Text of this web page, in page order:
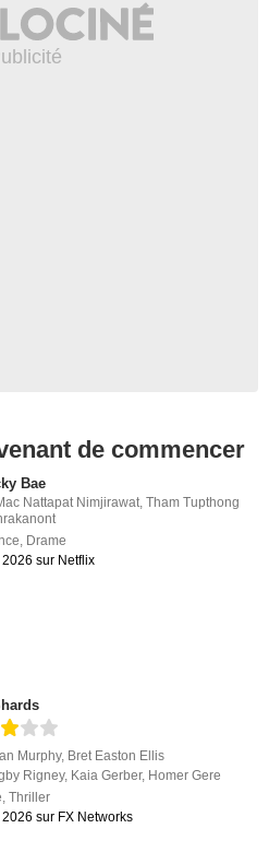
de commencer
Bae
Nattapat Nimjirawat,Tham Tupthong
, Drame
sur Netflix
Murphy, Bret Easton Ellis
Rigney, Kaia Gerber, Homer Gere
,Thriller
sur FX Networks